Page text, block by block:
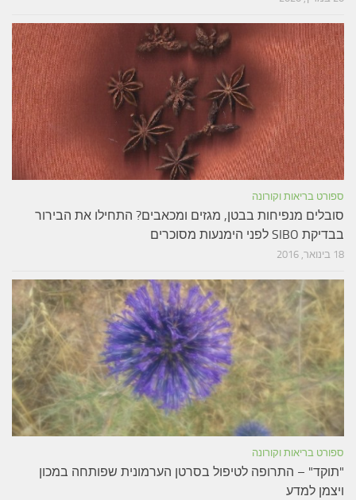
ספורט בריאות וקורונה
סובלים מנפיחות בבטן, מגזים ומכאבים? התחילו את הבירור
בבדיקת SIBO לפני הימנעות מסוכרים
18 בינואר, 2016
ספורט בריאות וקורונה
"תוקד" – התרופה לטיפול בסרטן הערמונית שפותחה במכון
ויצמן למדע